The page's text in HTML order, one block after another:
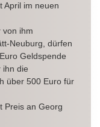
April im neuen
von ihm
Neuburg, dürfen
Geldspende
ihn die
über 500 Euro für
Preis an Georg